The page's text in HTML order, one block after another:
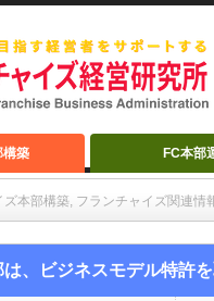
構築 FC本部
ズ本部構築, フランチャイズ関連情
、ビジネスモデル特許